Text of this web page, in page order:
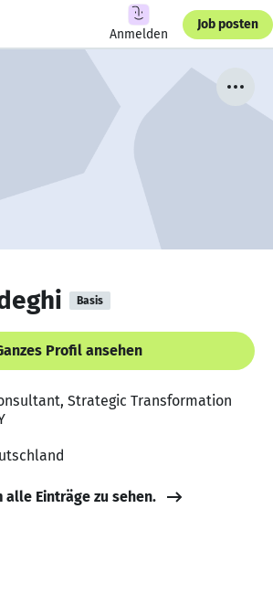
Anmelden
Job posten
Basis
Profil ansehen
Strategic Transformation
alle Einträge zu sehen.